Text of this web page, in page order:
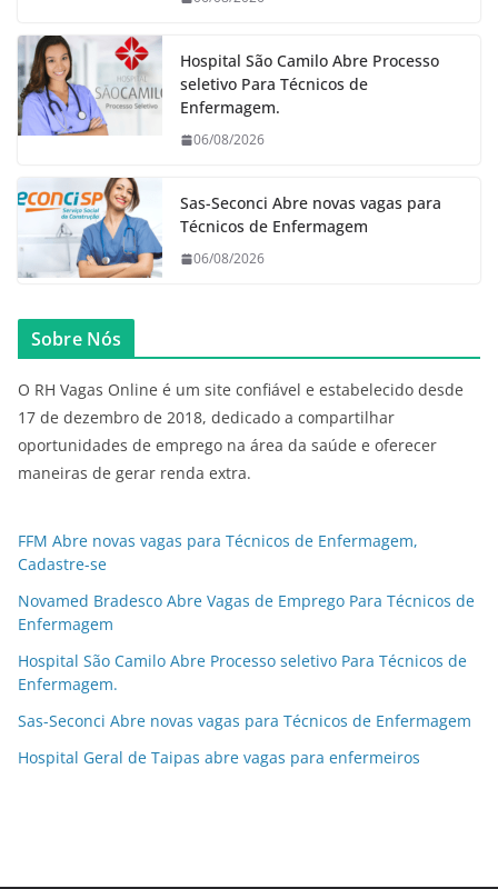
Hospital São Camilo Abre Processo
seletivo Para Técnicos de
Enfermagem.
06/08/2026
Sas-Seconci Abre novas vagas para
Técnicos de Enfermagem
06/08/2026
Sobre Nós
O RH Vagas Online é um site confiável e estabelecido desde
17 de dezembro de 2018, dedicado a compartilhar
oportunidades de emprego na área da saúde e oferecer
maneiras de gerar renda extra.
FFM Abre novas vagas para Técnicos de Enfermagem,
Cadastre-se
Novamed Bradesco Abre Vagas de Emprego Para Técnicos de
Enfermagem
Hospital São Camilo Abre Processo seletivo Para Técnicos de
Enfermagem.
Sas-Seconci Abre novas vagas para Técnicos de Enfermagem
Hospital Geral de Taipas abre vagas para enfermeiros